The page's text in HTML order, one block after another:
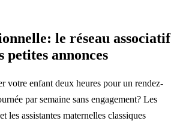
le réseau associatif
petites annonces
votre enfant deux heures pour un rendez-
par semaine sans engagement? Les
les assistantes maternelles classiques